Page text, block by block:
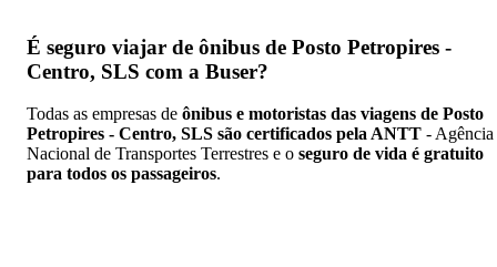
É seguro viajar de ônibus de Posto Petropires -
Centro, SLS com a Buser?
Todas as empresas de ônibus e motoristas das viagens de Posto
Petropires - Centro, SLS são certificados pela ANTT - Agência
Nacional de Transportes Terrestres e o seguro de vida é gratuito
para todos os passageiros.